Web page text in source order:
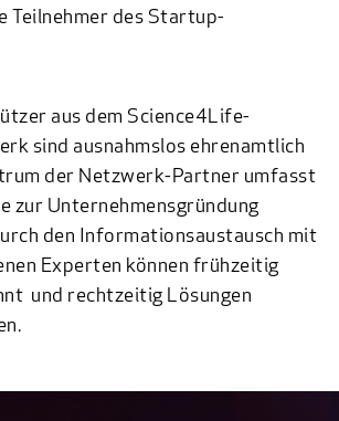
Teilnehmer des Startup-
aus dem Science4Life-
sind ausnahmslos ehrenamtlich
der Netzwerk-Partner umfasst
zur Unternehmensgründung
den Informationsaustausch mit
Experten können frühzeitig
und rechtzeitig Lösungen